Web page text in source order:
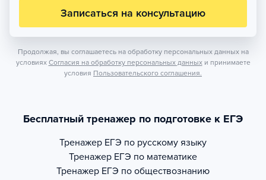
Записаться на консультацию
Продолжая, вы соглашаетесь на обработку персональных данных на
условиях Согласия на обработку персональных данных и принимаете
условия Пользовательского соглашения.
Бесплатный тренажер по подготовке к ЕГЭ
Тренажер ЕГЭ по русскому языку
Тренажер ЕГЭ по математике
Тренажер ЕГЭ по обществознанию